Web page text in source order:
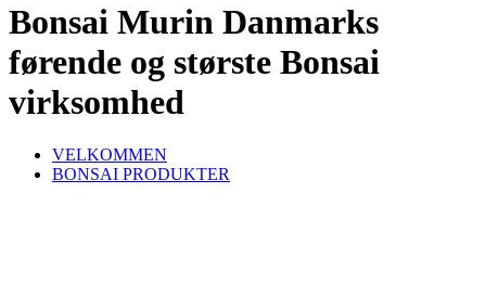
Bonsai Murin Danmarks
førende og største Bonsai
virksomhed
VELKOMMEN
BONSAI PRODUKTER